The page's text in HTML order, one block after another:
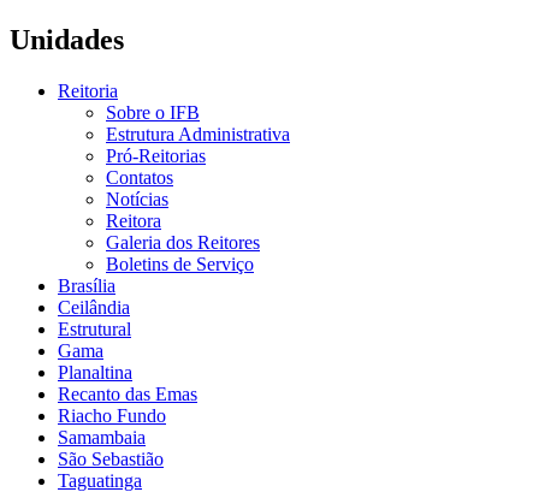
Unidades
Reitoria
Sobre o IFB
Estrutura Administrativa
Pró-Reitorias
Contatos
Notícias
Reitora
Galeria dos Reitores
Boletins de Serviço
Brasília
Ceilândia
Estrutural
Gama
Planaltina
Recanto das Emas
Riacho Fundo
Samambaia
São Sebastião
Taguatinga